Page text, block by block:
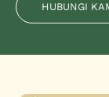
HUBUNGI